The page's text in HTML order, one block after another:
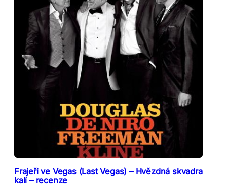
Frajeři ve Vegas (Last Vegas) – Hvězdná skvadra
kalí – recenze